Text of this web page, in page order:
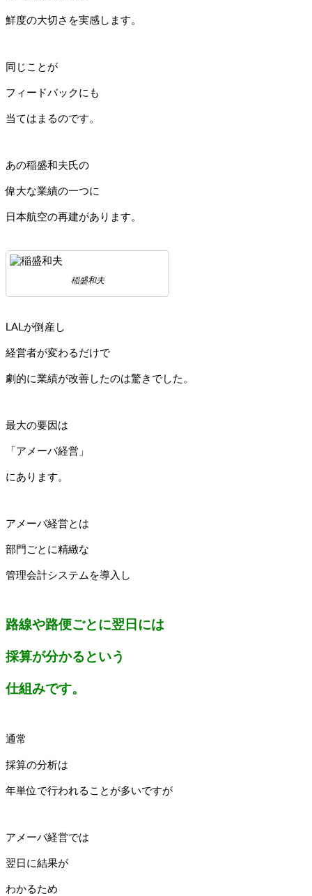
鮮度の大切さを実感します。
同じことが
フィードバックにも
当てはまるのです。
あの稲盛和夫氏の
偉大な業績の一つに
日本航空の再建があります。
稲盛和夫
LALが倒産し
経営者が変わるだけで
劇的に業績が改善したのは驚きでした。
最大の要因は
「アメーバ経営」
にあります。
アメーバ経営とは
部門ごとに精緻な
管理会計システムを導入し
路線や路便ごとに翌日には
採算が分かるという
仕組みです。
通常
採算の分析は
年単位で行われることが多いですが
アメーバ経営では
翌日に結果が
わかるため